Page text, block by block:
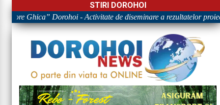
STIRI DOROHOI
Ghica” Dorohoi - Activitate de diseminare a rezultatelor